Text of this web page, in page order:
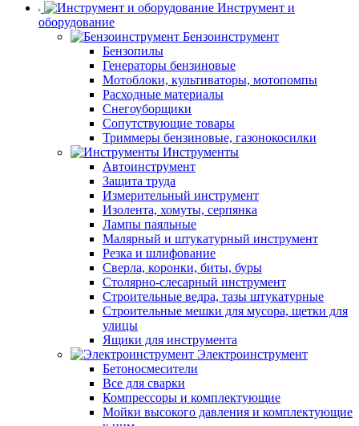
Инструмент и
оборудование
Бензоинструмент
Бензопилы
Генераторы бензиновые
Мотоблоки, культиваторы, мотопомпы
Расходные материалы
Снегоуборщики
Сопутствующие товары
Триммеры бензиновые, газонокосилки
Инструменты
Автоинструмент
Защита труда
Измерительный инструмент
Изолента, хомуты, серпянка
Лампы паяльные
Малярный и штукатурный инструмент
Резка и шлифование
Сверла, коронки, биты, буры
Столярно-слесарный инструмент
Строительные ведра, тазы штукатурные
Строительные мешки для мусора, щетки для
улицы
Ящики для инструмента
Электроинструмент
Бетоносмесители
Все для сварки
Компрессоры и комплектующие
Мойки высокого давления и комплектующие